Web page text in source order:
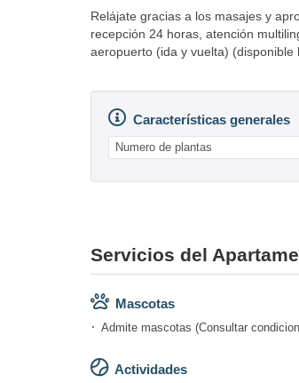
Relájate gracias a los masajes y
recepción 24 horas, atención
aeropuerto (ida y vuelta) (disponible
Características generales
Numero de plantas
Servicios del
Mascotas
Admite mascotas (Consultar
Actividades